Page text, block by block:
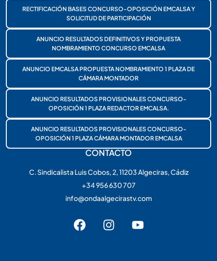
RECTIFICACIÓN BASES CONCURSO-OPOSICIÓN EMCALSA Y
SOLICITUD DE PARTICIPACIÓN
ANUNCIO RESULTADOS DEFINITIVOS Y PROPUESTA
NOMBRAMIENTO CONCURSO EMCALSA
ANUNCIO EMCALSA PROPUESTA NOMBRAMIENTO 1 PLAZA DE
CÁMARA MONTADOR
ANUNCIO RESULTADOS PROVISIONALES CONCURSO-
OPOSICIÓN 1 PLAZA REDACTOR EMCALSA.
ANUNCIO RESULTADOS PROVISIONALES CONCURSO-
OPOSICIÓN 1 PLAZA CÁMARA MONTADOR EMCALSA
CONTACTO
C. Sindicalista Luis Cobos, 2, 11203 Algeciras, Cádiz
+34 956 630 707
info@ondaalgecirastv.com